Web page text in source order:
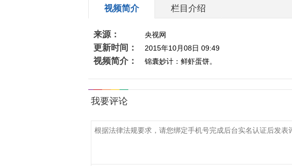
视频简介 栏目介绍
来源： 央视网
更新时间： 2015年10月08日 09:49
视频简介： 锦囊妙计：鲜虾蛋饼。